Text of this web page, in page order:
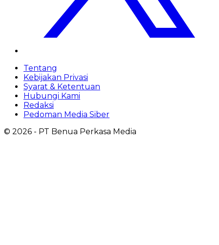
Tentang
Kebijakan Privasi
Syarat & Ketentuan
Hubungi Kami
Redaksi
Pedoman Media Siber
© 2026 - PT Benua Perkasa Media